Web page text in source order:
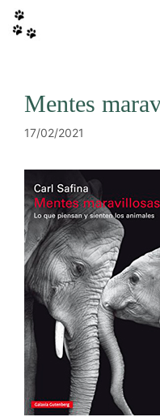
contingut
Mentes
17/02/2021